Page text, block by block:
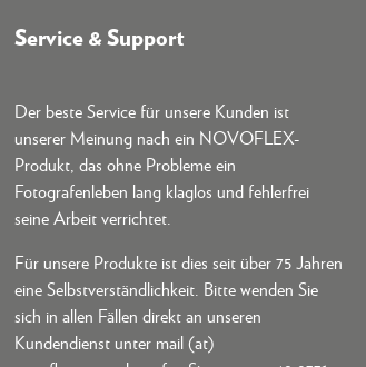
Service & Support
Der beste Service für unsere Kunden ist
unserer Meinung nach ein NOVOFLEX-
Produkt, das ohne Probleme ein
Fotografenleben lang klaglos und fehlerfrei
seine Arbeit verrichtet.
Für unsere Produkte ist dies seit über 75 Jahren
eine Selbstverständlichkeit. Bitte wenden Sie
sich in allen Fällen direkt an unseren
Kundendienst unter mail (at)